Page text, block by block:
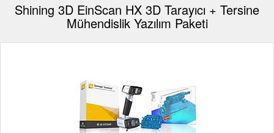
Shining 3D EinScan HX 3D Tarayıcı + Tersine
Mühendislik Yazılım Paketi